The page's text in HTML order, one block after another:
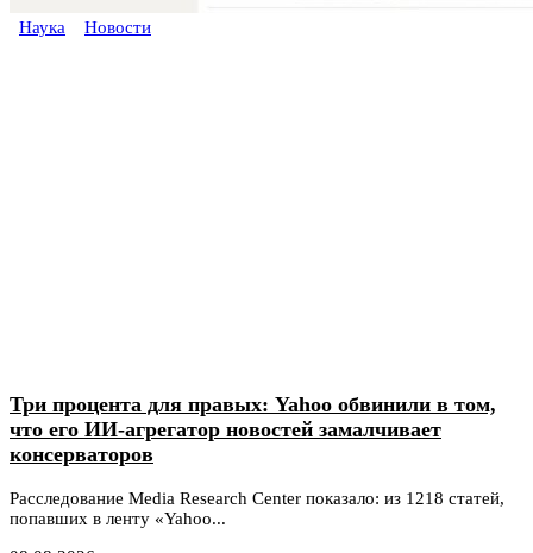
Наука Новости
Три процента для правых: Yahoo обвинили в том,
что его ИИ-агрегатор новостей замалчивает
консерваторов
Расследование Media Research Center показало: из 1218 статей,
попавших в ленту «Yahoo...